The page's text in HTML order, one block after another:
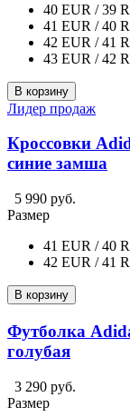
40 EUR / 39
41 EUR / 40
42 EUR / 41
43 EUR / 42
В корзину
Лидер продаж
Кроссовки
синие замша
5 990 руб.
Размер
41 EUR / 40
42 EUR / 41
В корзину
Футболка
голубая
3 290 руб.
Размер